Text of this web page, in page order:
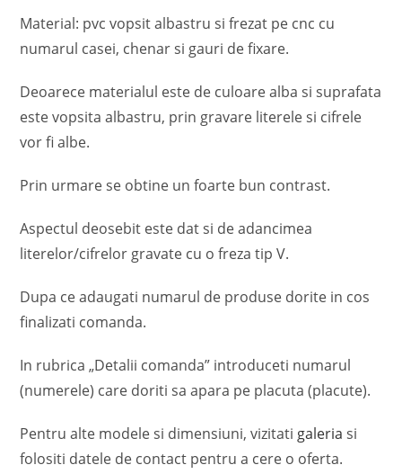
Material: pvc vopsit albastru si frezat pe cnc cu
numarul casei, chenar si gauri de fixare.
Deoarece materialul este de culoare alba si suprafata
este vopsita albastru, prin gravare literele si cifrele
vor fi albe.
Prin urmare se obtine un foarte bun contrast.
Aspectul deosebit este dat si de adancimea
literelor/cifrelor gravate cu o freza tip V.
Dupa ce adaugati numarul de produse dorite in cos
finalizati comanda.
In rubrica „Detalii comanda” introduceti numarul
(numerele) care doriti sa apara pe placuta (placute).
Pentru alte modele si dimensiuni, vizitati galeria si
folositi datele de contact pentru a cere o oferta.